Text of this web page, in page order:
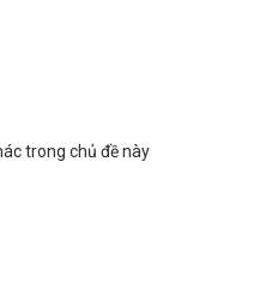
trong chủ đề này